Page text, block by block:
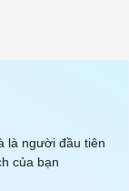
là người đầu tiên
của bạn